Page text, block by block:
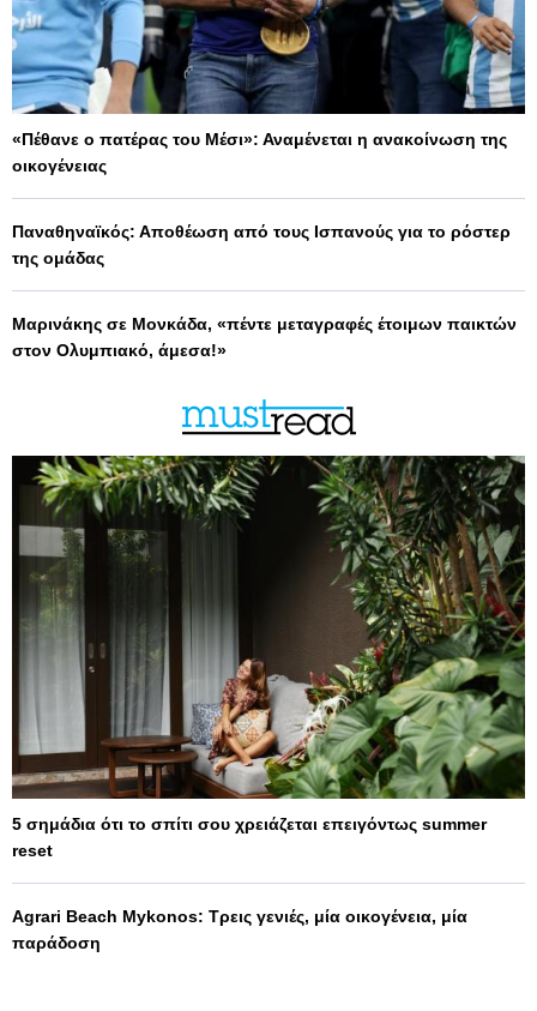
«Πέθανε ο πατέρας του Μέσι»: Αναμένεται η ανακοίνωση της
οικογένειας
Παναθηναϊκός: Αποθέωση από τους Ισπανούς για το ρόστερ
της ομάδας
Μαρινάκης σε Μονκάδα, «πέντε μεταγραφές έτοιμων παικτών
στον Ολυμπιακό, άμεσα!»
5 σημάδια ότι το σπίτι σου χρειάζεται επειγόντως summer
reset
Agrari Beach Mykonos: Τρεις γενιές, μία οικογένεια, μία
παράδοση